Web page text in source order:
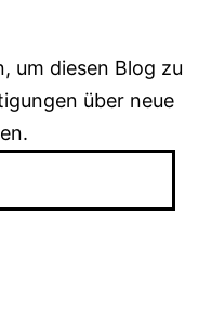
um diesen Blog zu
über neue